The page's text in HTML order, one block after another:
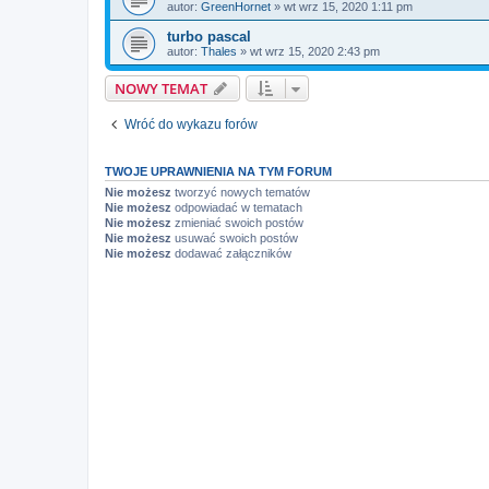
autor: GreenHornet » wt wrz 15, 2020 1:11 pm
turbo pascal
autor: Thales » wt wrz 15, 2020 2:43 pm
NOWY TEMAT
Wróć do wykazu forów
TWOJE UPRAWNIENIA NA TYM FORUM
Nie możesz tworzyć nowych tematów
Nie możesz odpowiadać w tematach
Nie możesz zmieniać swoich postów
Nie możesz usuwać swoich postów
Nie możesz dodawać załączników